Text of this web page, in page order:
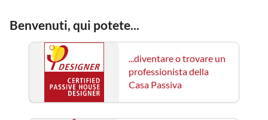
Benvenuti, qui potete...
...diventare o trovare un
professionista della
Casa Passiva